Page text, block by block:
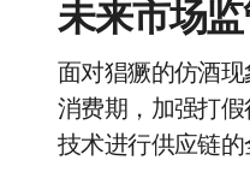
未来市场
面对猖獗的仿酒
消费期，加强打
技术进行供应链的